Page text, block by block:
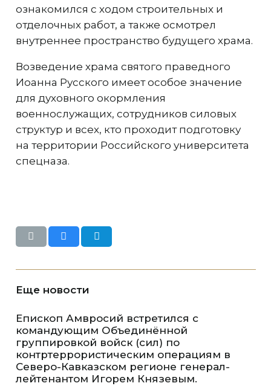
ознакомился с ходом строительных и
отделочных работ, а также осмотрел
внутреннее пространство будущего храма.
Возведение храма святого праведного
Иоанна Русского имеет особое значение
для духовного окормления
военнослужащих, сотрудников силовых
структур и всех, кто проходит подготовку
на территории Российского университета
спецназа.
Еще новости
Епископ Амвросий встретился с
командующим Объединённой
группировкой войск (сил) по
контртеррористическим операциям в
Северо-Кавказском регионе генерал-
лейтенантом Игорем Князевым.